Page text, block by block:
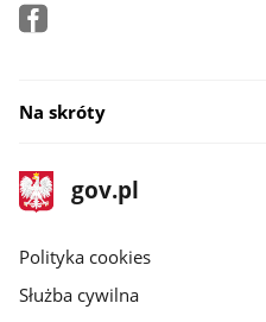
Na skróty
stopka
gov.pl
Strona
gov.pl
gov.pl
Polityka cookies
Służba cywilna